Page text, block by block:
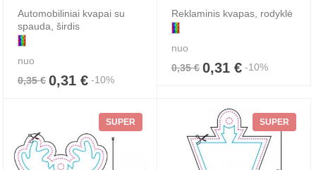
Automobiliniai kvapai su
spauda, širdis
nuo
0,35 € 0,31 € -10%
Reklaminis kvapas, rodyklė
nuo
0,35 € 0,31 € -10%
SUPER SUPER